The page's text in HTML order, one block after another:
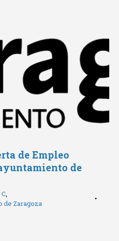
de Empleo
de
,
de Zaragoza